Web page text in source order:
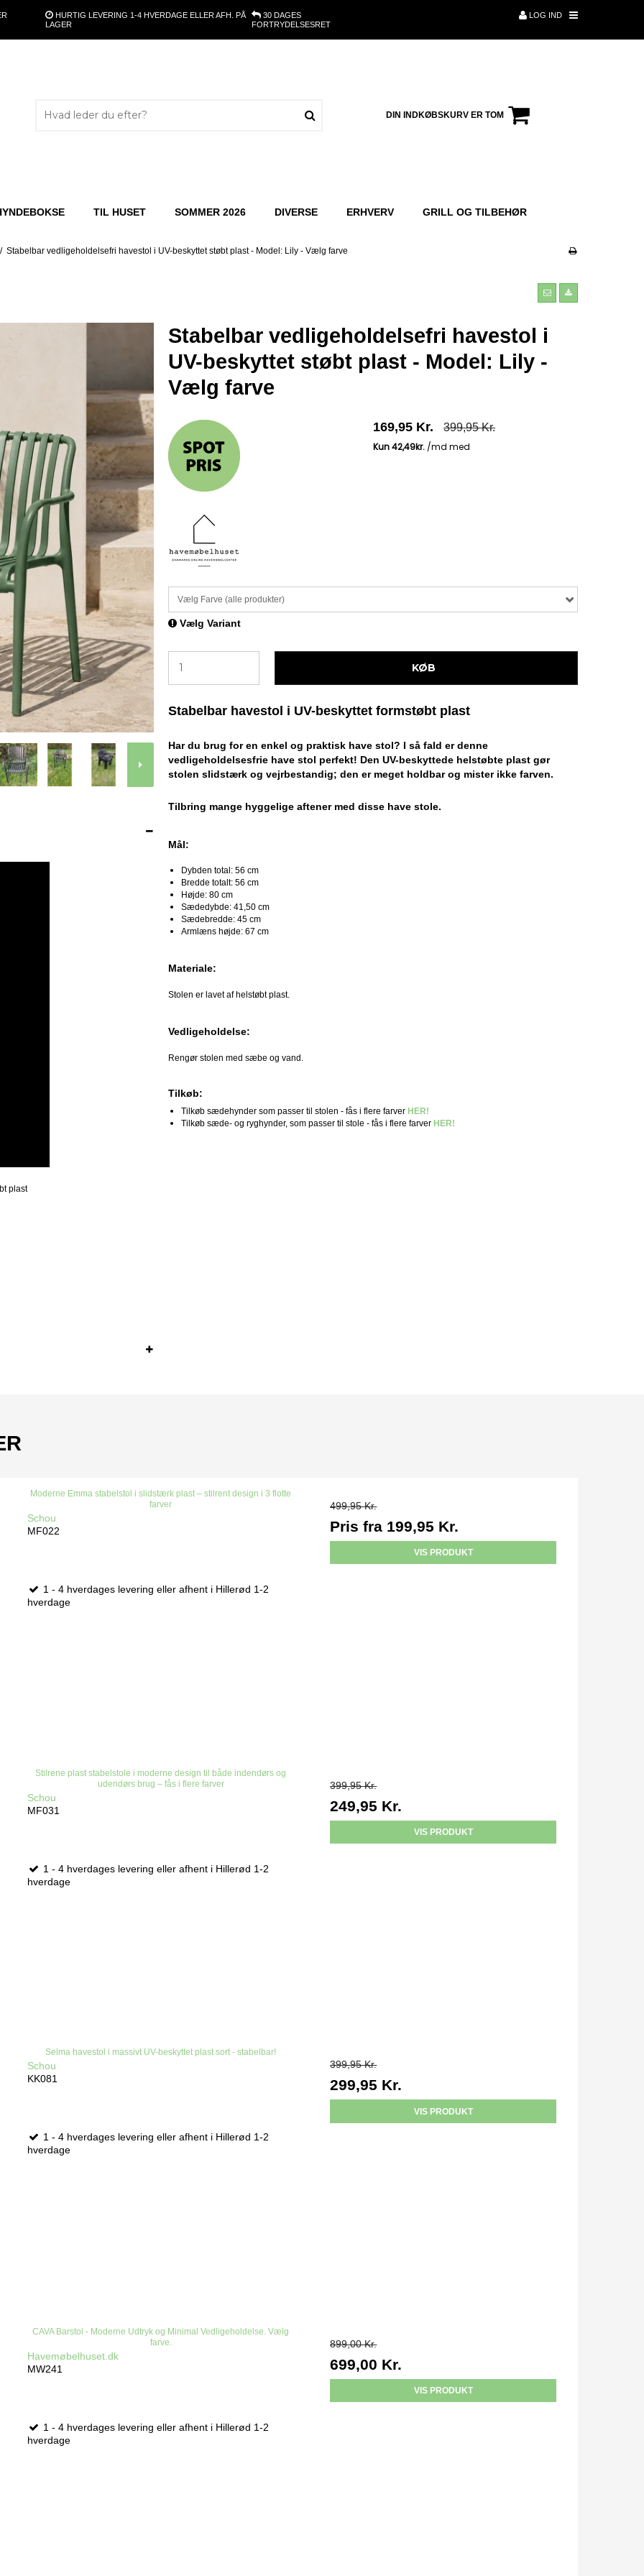
HURTIG LEVERING 1-4 HVERDAGE ELLER AFH. PÅ
LAGER
30 DAGES
FORTRYDELSESRET
LOG IND
DIN INDKØBSKURV ER TOM
TIL HUSET SOMMER 2026 DIVERSE ERHVERV GRILL OG TILBEHØR
/ Stabelbar vedligeholdelsefri havestol i UV-beskyttet støbt plast - Model: Lily - Vælg farve
plast
Stabelbar vedligeholdelsefri havestol i
UV-beskyttet støbt plast - Model: Lily -
Vælg farve
169,95 Kr. 399,95 Kr.
Vælg Farve (alle produkter)
Vælg Variant
KØB
Stabelbar havestol i UV-beskyttet formstøbt plast
Har du brug for en enkel og praktisk have stol? I så fald er denne
vedligeholdelsesfrie have stol perfekt! Den UV-beskyttede helstøbte plast gør
stolen slidstærk og vejrbestandig; den er meget holdbar og mister ikke farven.
Tilbring mange hyggelige aftener med disse have stole.
Mål:
Dybden total: 56 cm
Bredde totalt: 56 cm
Højde: 80 cm
Sædedybde: 41,50 cm
Sædebredde: 45 cm
Armlæns højde: 67 cm
Materiale:
Stolen er lavet af helstøbt plast.
Vedligeholdelse:
Rengør stolen med sæbe og vand.
Tilkøb:
Tilkøb sædehynder som passer til stolen - fås i flere farver HER!
Tilkøb sæde- og ryghynder, som passer til stole - fås i flere farver HER!
Moderne Emma stabelstol i slidstærk plast – stilrent design i 3 flotte
farver
Schou
MF022
1 - 4 hverdages levering eller afhent i Hillerød 1-2
hverdage
499,95 Kr.
Pris fra 199,95 Kr.
VIS PRODUKT
Stilrene plast stabelstole i moderne design til både indendørs og
udendørs brug – fås i flere farver
Schou
MF031
1 - 4 hverdages levering eller afhent i Hillerød 1-2
hverdage
399,95 Kr.
249,95 Kr.
VIS PRODUKT
Selma havestol i massivt UV-beskyttet plast sort - stabelbar!
Schou
KK081
1 - 4 hverdages levering eller afhent i Hillerød 1-2
hverdage
399,95 Kr.
299,95 Kr.
VIS PRODUKT
CAVA Barstol - Moderne Udtryk og Minimal Vedligeholdelse. Vælg
farve.
Havemøbelhuset.dk
MW241
1 - 4 hverdages levering eller afhent i Hillerød 1-2
hverdage
899,00 Kr.
699,00 Kr.
VIS PRODUKT